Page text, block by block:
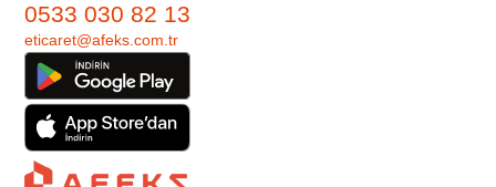
0533 030 82 13
eticaret@afeks.com.tr